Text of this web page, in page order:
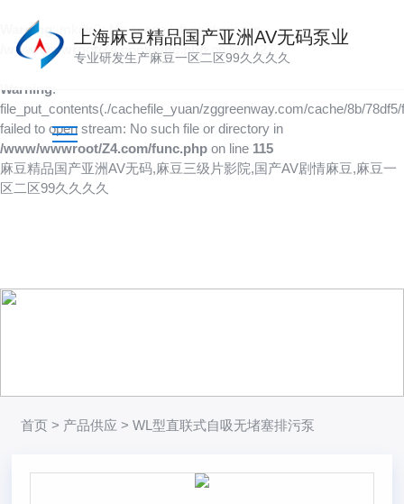
Warning: mkdir(): No space left on device in
/www/wwwroot/Z4.com/func.php
on line 127
Warning:
file_put_contents(./cachefile_yuan/zggreenway.com/cache/8b/
failed to open stream: No such file or directory in
/www/wwwroot/Z4.com/func.php on line 115
麻豆精品国产亚洲AV无码,麻豆三级片影院,国产AV剧情麻豆,麻豆一
区二区99久久久久
上海麻豆精品国产亚洲AV无码泵业
专业研发生产麻豆一区二区99久久久久
首页 > 产品供应 > WL型直联式自吸无堵塞排污泵